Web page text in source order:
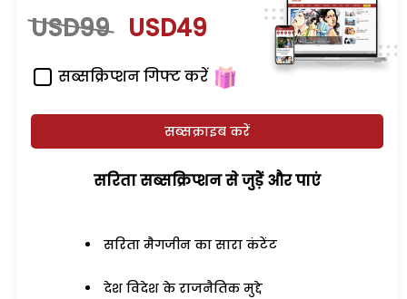
USD99 USD49
सब्सक्रिप्शन गिफ्ट करें
सब्सक्राइब करें
सरिता सब्सक्रिप्शन से जुड़ेें और पाएं
सरिता मैगजीन का सारा कंटेंट
देश विदेश के राजनैतिक मुद्दे